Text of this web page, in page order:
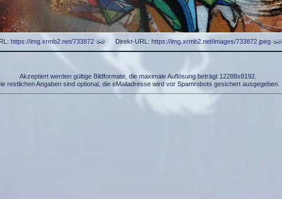
https://img.xrmb2.net/733872 Direkt-URL: https://img.xrmb2.net/images/733872.jpeg
Akzeptiert werden gültige Bildformate, die maximale Auflösung beträgt 12288x8192.
restlichen Angaben sind optional, die eMailadresse wird vor Spamrobots gesichert ausgegeben.